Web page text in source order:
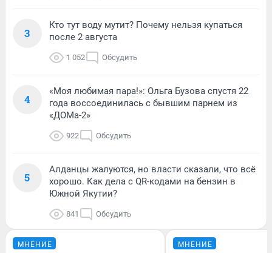
3
Кто тут воду мутит? Почему нельзя купаться
после 2 августа
1 052 Обсудить
4
«Моя любимая пара!»: Ольга Бузова спустя 22
года воссоединилась с бывшим парнем из
«ДОМа-2»
922 Обсудить
5
Алданцы жалуются, но власти сказали, что всё
хорошо. Как дела с QR-кодами на бензин в
Южной Якутии?
841 Обсудить
МНЕНИЕ МНЕНИЕ